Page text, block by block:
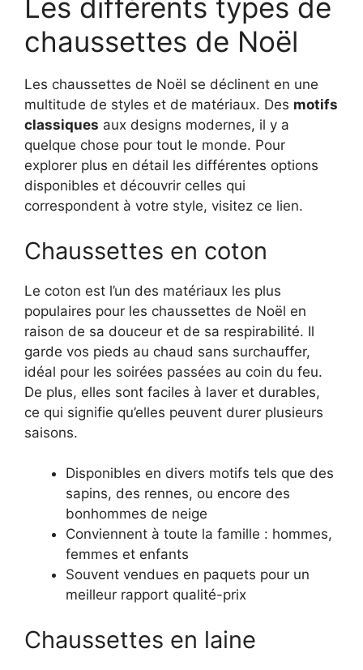
Les différents types de
chaussettes de Noël
Les chaussettes de Noël se déclinent en une
multitude de styles et de matériaux. Des motifs
classiques aux designs modernes, il y a
quelque chose pour tout le monde. Pour
explorer plus en détail les différentes options
disponibles et découvrir celles qui
correspondent à votre style, visitez ce lien.
Chaussettes en coton
Le coton est l’un des matériaux les plus
populaires pour les chaussettes de Noël en
raison de sa douceur et de sa respirabilité. Il
garde vos pieds au chaud sans surchauffer,
idéal pour les soirées passées au coin du feu.
De plus, elles sont faciles à laver et durables,
ce qui signifie qu’elles peuvent durer plusieurs
saisons.
Disponibles en divers motifs tels que des
sapins, des rennes, ou encore des
bonhommes de neige
Conviennent à toute la famille : hommes,
femmes et enfants
Souvent vendues en paquets pour un
meilleur rapport qualité-prix
Chaussettes en laine